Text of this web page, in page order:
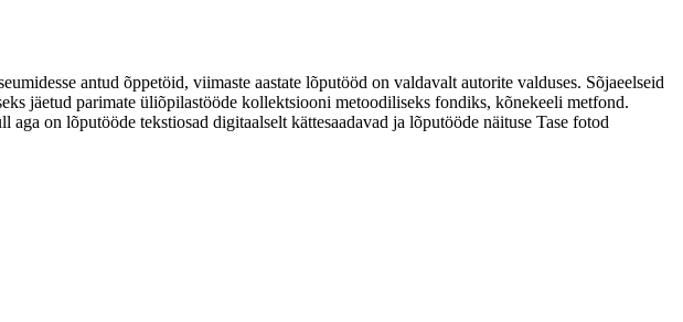
antud õppetöid, viimaste aastate lõputööd on valdavalt autorite valduses. Sõjaeelseid
jäetud parimate üliõpilastööde kollektsiooni metoodiliseks fondiks, kõnekeeli metfond.
on lõputööde tekstiosad digitaalselt kättesaadavad ja lõputööde näituse Tase fotod